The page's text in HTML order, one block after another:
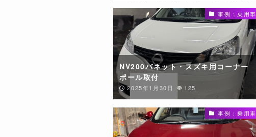
事例：乗用車
NV200バネット・スズキ用コーナー
ポール取付
2025年1月30日 125
事例：乗用車